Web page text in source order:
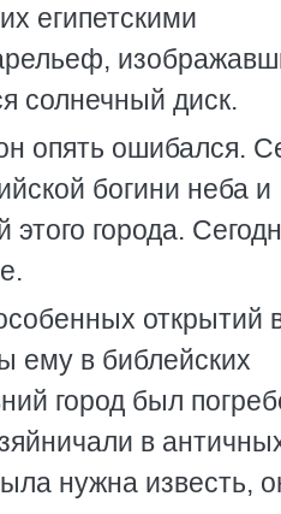
египетскими
солнечный диск.
опять ошибался.
богини неба и
города.
открытий
ему в библейских
город был
в
нужна известь,